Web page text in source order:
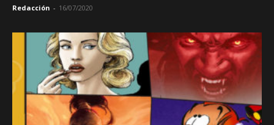
Redacción - 16/07/2020